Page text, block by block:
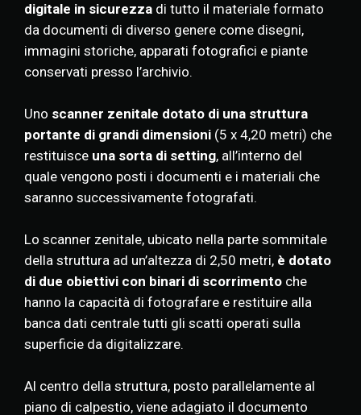
digitale in sicurezza di tutto il materiale formato
da documenti di diverso genere come disegni,
immagini storiche, apparati fotografici e piante
conservati presso l’archivio.
Uno scanner zenitale dotato di una struttura
portante di grandi dimensioni (5 x 4,20 metri) che
restituisce una sorta di setting, all’interno del
quale vengono posti i documenti e i materiali che
saranno successivamente fotografati.
Lo scanner zenitale, ubicato nella parte sommitale
della struttura ad un’altezza di 2,50 metri, è dotato
di due obiettivi con binari di scorrimento che
hanno la capacità di fotografare e restituire alla
banca dati centrale tutti gli scatti operati sulla
superficie da digitalizzare.
Al centro della struttura, posto parallelamente al
piano di calpestio, viene adagiato il documento